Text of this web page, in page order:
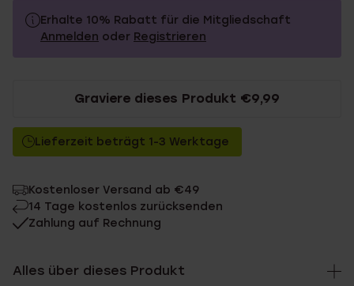
Erhalte 10% Rabatt für die Mitgliedschaft
Anmelden oder Registrieren
Mit Mitgliederrabatt
Graviere dieses Produkt €9,99
Lieferzeit beträgt 1-3 Werktage
Kostenloser Versand ab €49
14 Tage kostenlos zurücksenden
Zahlung auf Rechnung
Alles über dieses Produkt